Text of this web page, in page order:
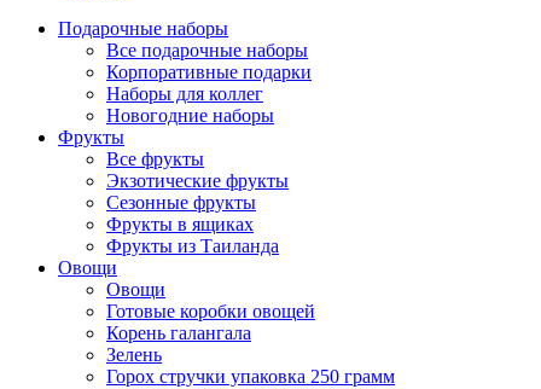
Подарочные наборы
Все подарочные наборы
Корпоративные подарки
Наборы для коллег
Новогодние наборы
Фрукты
Все фрукты
Экзотические фрукты
Сезонные фрукты
Фрукты в ящиках
Фрукты из Таиланда
Овощи
Овощи
Готовые коробки овощей
Корень галангала
Зелень
Горох стручки упаковка 250 грамм